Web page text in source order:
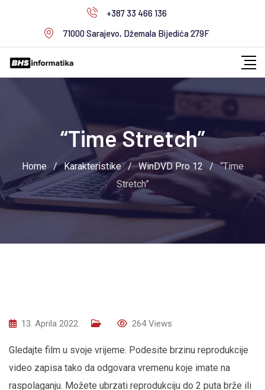
+387 33 466 136
71000 Sarajevo, Džemala Bijedića 279F
“Time Stretch”
Home / Karakteristike / WinDVD Pro 12 / “Time
Stretch”
13. Aprila 2022. 264Views
Gledajte film u svoje vrijeme. Podesite brzinu reprodukcije
video zapisa tako da odgovara vremenu koje imate na
raspolaganju. Možete ubrzati reprodukciju do 2 puta brže ili